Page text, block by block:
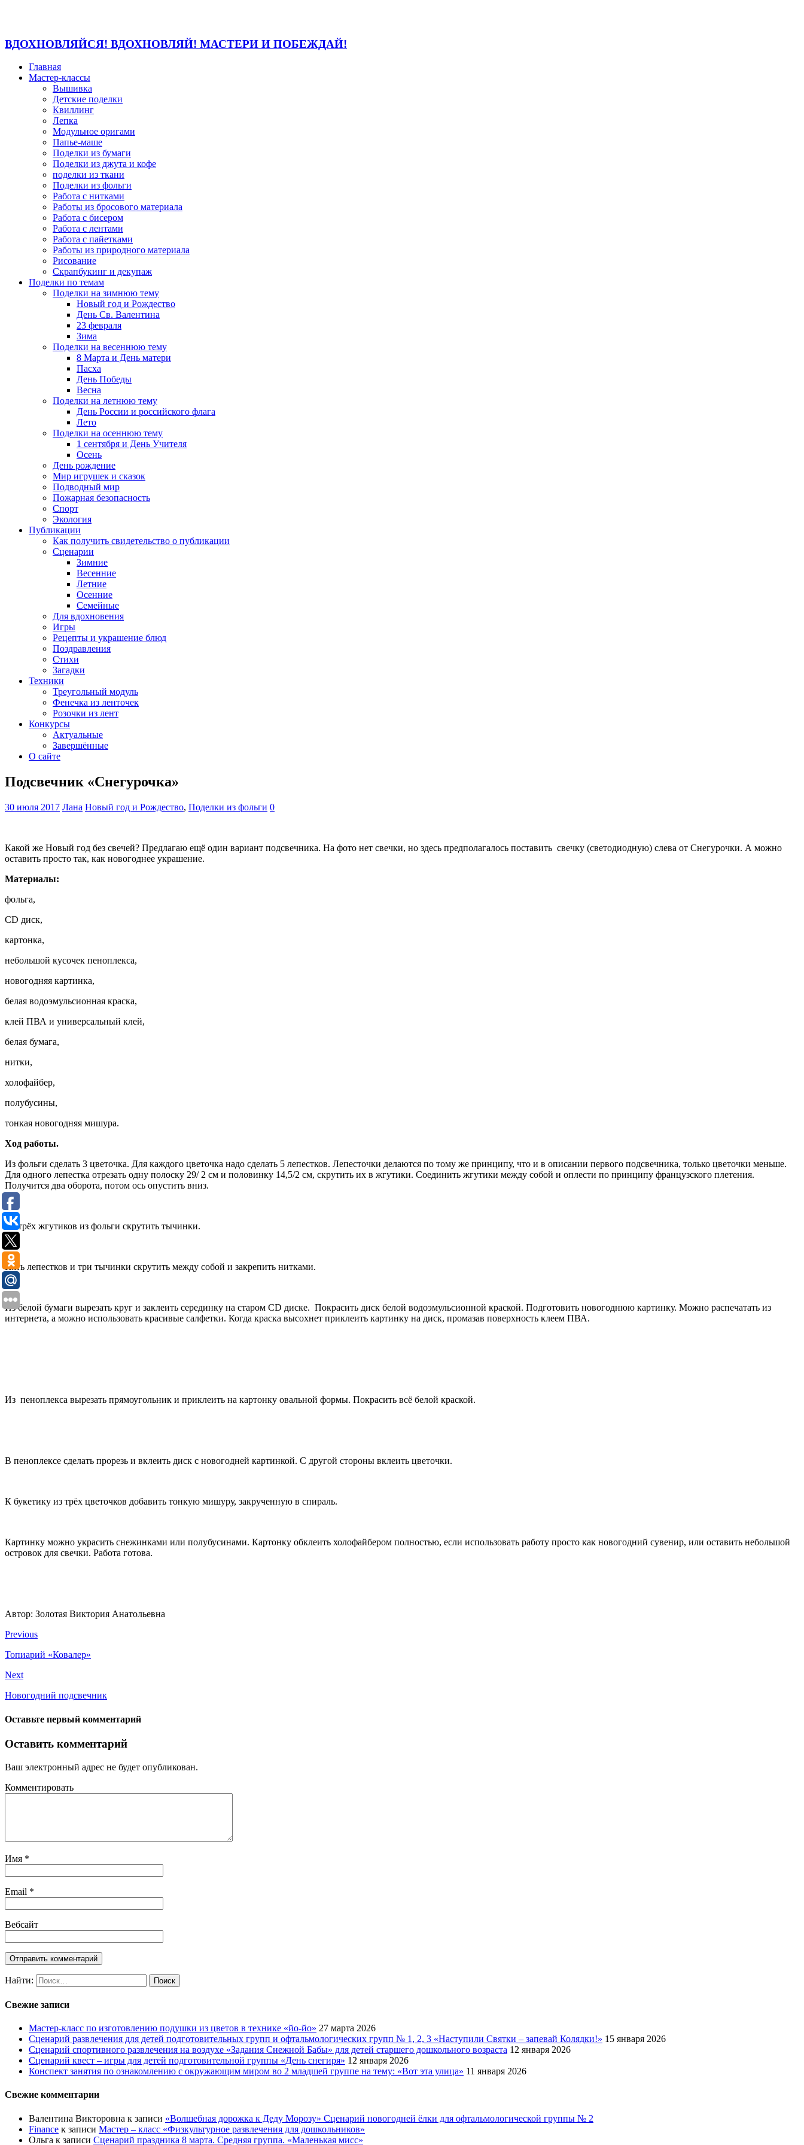
ВДОХНОВЛЯЙСЯ! ВДОХНОВЛЯЙ! МАСТЕРИ И ПОБЕЖДАЙ!
Главная
Мастер-классы
Вышивка
Детские поделки
Квиллинг
Лепка
Модульное оригами
Папье-маше
Поделки из бумаги
Поделки из джута и кофе
поделки из ткани
Поделки из фольги
Работа с нитками
Работы из бросового материала
Работа с бисером
Работа с лентами
Работа с пайетками
Работы из природного материала
Рисование
Скрапбукинг и декупаж
Поделки по темам
Поделки на зимнюю тему
Новый год и Рождество
День Св. Валентина
23 февраля
Зима
Поделки на весеннюю тему
8 Марта и День матери
Пасха
День Победы
Весна
Поделки на летнюю тему
День России и российского флага
Лето
Поделки на осеннюю тему
1 сентября и День Учителя
Осень
День рождение
Мир игрушек и сказок
Подводный мир
Пожарная безопасность
Спорт
Экология
Публикации
Как получить свидетельство о публикации
Сценарии
Зимние
Весенние
Летние
Осенние
Семейные
Для вдохновения
Игры
Рецепты и украшение блюд
Поздравления
Стихи
Загадки
Техники
Треугольный модуль
Фенечка из ленточек
Розочки из лент
Конкурсы
Актуальные
Завершённые
О сайте
Подсвечник «Снегурочка»
30 июля 2017 Лана Новый год и Рождество, Поделки из фольги 0
Какой же Новый год без свечей? Предлагаю ещё один вариант подсвечника. На фото нет свечки, но здесь предполагалось поставить свечку (светодиодную) слева от Снегурочки. А можно
оставить просто так, как новогоднее украшение.
Материалы:
фольга,
CD диск,
картонка,
небольшой кусочек пеноплекса,
новогодняя картинка,
белая водоэмульсионная краска,
клей ПВА и универсальный клей,
белая бумага,
нитки,
холофайбер,
полубусины,
тонкая новогодняя мишура.
Ход работы.
Из фольги сделать 3 цветочка. Для каждого цветочка надо сделать 5 лепестков. Лепесточки делаются по тому же принципу, что и в описании первого подсвечника, только цветочки меньше.
Для одного лепестка отрезать одну полоску 29/ 2 см и половинку 14,5/2 см, скрутить их в жгутики. Соединить жгутики между собой и оплести по принципу французского плетения.
Получится два оборота, потом ось опустить вниз.
Из трёх жгутиков из фольги скрутить тычинки.
Пять лепестков и три тычинки скрутить между собой и закрепить нитками.
Из белой бумаги вырезать круг и заклеить серединку на старом CD диске. Покрасить диск белой водоэмульсионной краской. Подготовить новогоднюю картинку. Можно распечатать из
интернета, а можно использовать красивые салфетки. Когда краска высохнет приклеить картинку на диск, промазав поверхность клеем ПВА.
Из пеноплекса вырезать прямоугольник и приклеить на картонку овальной формы. Покрасить всё белой краской.
В пеноплексе сделать прорезь и вклеить диск с новогодней картинкой. С другой стороны вклеить цветочки.
К букетику из трёх цветочков добавить тонкую мишуру, закрученную в спираль.
Картинку можно украсить снежинками или полубусинами. Картонку обклеить холофайбером полностью, если использовать работу просто как новогодний сувенир, или оставить небольшой
островок для свечки. Работа готова.
Автор: Золотая Виктория Анатольевна
Previous
Топиарий «Ковалер»
Next
Новогодний подсвечник
Оставьте первый комментарий
Оставить комментарий
Ваш электронный адрес не будет опубликован.
Комментировать
Имя *
Email *
Вебсайт
Найти:
Свежие записи
Мастер-класс по изготовлению подушки из цветов в технике «йо-йо» 27 марта 2026
Сценарий развлечения для детей подготовительных групп и офтальмологических групп № 1, 2, 3 «Наступили Святки – запевай Колядки!» 15 января 2026
Сценарий спортивного развлечения на воздухе «Задания Снежной Бабы» для детей старшего дошкольного возраста 12 января 2026
Сценарий квест – игры для детей подготовительной группы «День снегиря» 12 января 2026
Конспект занятия по ознакомлению с окружающим миром во 2 младшей группе на тему: «Вот эта улица» 11 января 2026
Свежие комментарии
Валентина Викторовна к записи «Волшебная дорожка к Деду Морозу» Сценарий новогодней ёлки для офтальмологической группы № 2
Finance к записи Мастер – класс «Физкультурное развлечения для дошкольников»
Ольга к записи Сценарий праздника 8 марта. Средняя группа. «Маленькая мисс»